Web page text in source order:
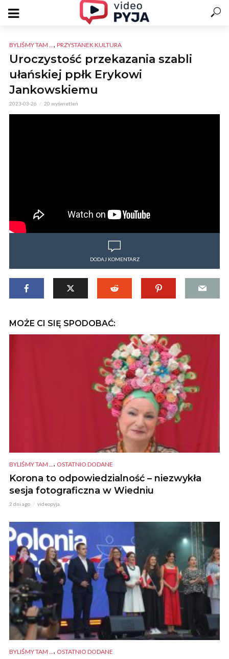
BYLIŚMY TAM ..., PRZYSTANEK KULTURA
Uroczystość przekazania szabli
ułańskiej ppłk Erykowi
Jankowskiemu
2023-03-26 20 wyświetleń
DODAJ KOMENTARZ
MOŻE CI SIĘ SPODOBAĆ:
BYLIŚMY TAM ... , OSTATNIO DODANE
Korona to odpowiedzialność – niezwykła
sesja fotograficzna w Wiedniu
2 dni ago videopyja
BYLIŚMY TAM ... , OSTATNIO DODANE